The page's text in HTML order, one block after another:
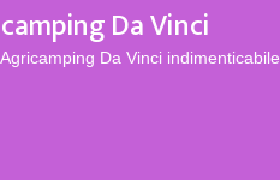
Da Vinci
Da Vinci indimenticabile.